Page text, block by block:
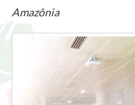
Amazônia